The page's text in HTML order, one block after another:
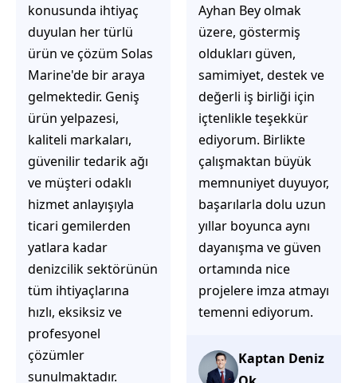
Ayhan Bey olmak
üzere, göstermiş
oldukları güven,
samimiyet, destek ve
değerli iş birliği için
içtenlikle teşekkür
ediyorum. Birlikte
çalışmaktan büyük
memnuniyet duyuyor,
başarılarla dolu uzun
yıllar boyunca aynı
dayanışma ve güven
ortamında nice
projelere imza atmayı
temenni ediyorum.
Kaptan Deniz
işlerinin gerçekten
çözüm üretmeye
odaklı olduğunu
hemen fark
ediyorsunuz.
İhtiyaçlarınıza hızlı ve
doğru çözümler
sunmaya çalışıyorlar.
Müşteri
memnuniyetini ön
planda tutan
yaklaşımları, ilgili
iletişimleri ve
güvenilir hizmet
anlayışları sayesinde
başarılı bir ekip
olduklarını